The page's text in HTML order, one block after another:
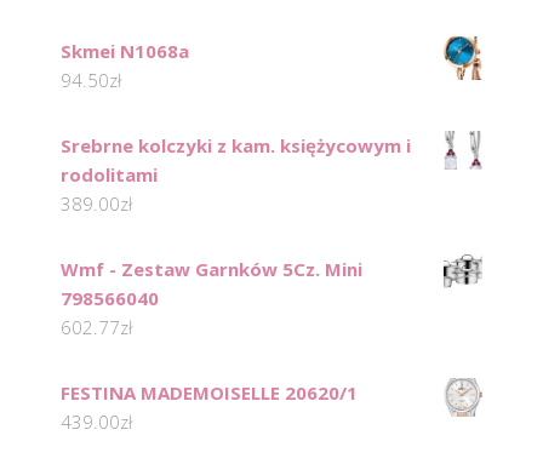
Skmei N1068a
94.50zł
Srebrne kolczyki z kam. księżycowym i
rodolitami
389.00zł
Wmf - Zestaw Garnków 5Cz. Mini
798566040
602.77zł
FESTINA MADEMOISELLE 20620/1
439.00zł